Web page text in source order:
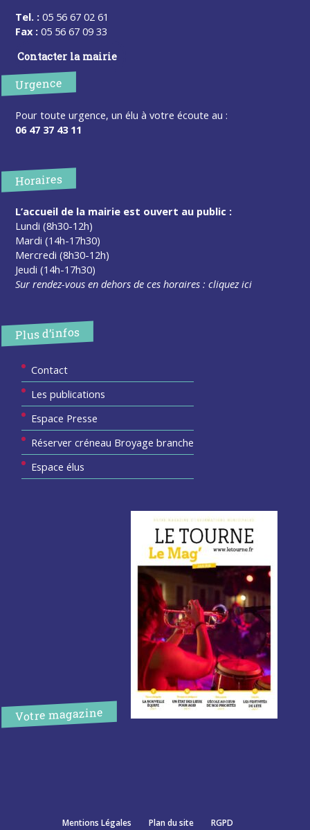
Tel. : 05 56 67 02 61
Fax : 05 56 67 09 33
Contacter la mairie
Urgence
Pour toute urgence, un élu à votre écoute au :
06 47 37 43 11
Horaires
L’accueil de la mairie est ouvert au public :
Lundi (8h30-12h)
Mardi (14h-17h30)
Mercredi (8h30-12h)
Jeudi (14h-17h30)
Sur rendez-vous en dehors de ces horaires :cliquez ici
Plus d’infos
Contact
Les publications
Espace Presse
Réserver créneau Broyage branche
Espace élus
Votre magazine
Mentions Légales Plan du site RGPD